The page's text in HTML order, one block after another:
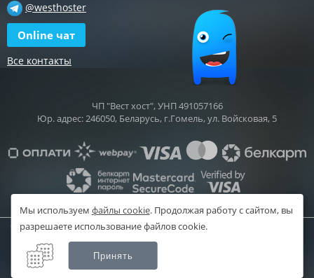
@westhoster
Online чат
Все контакты
ЧП "Вест хост", УНП 491057166
Юр. адрес: 246050, Беларусь, г.Гомель, ул. Войсковая, 5
West-Host.by
- Виртуальный хостинг в Беларуси и регистрация
доменов. 2008-2026
Мы используем файлы cookie. Продолжая работу с сайтом, вы
разрешаете использование файлов cookie.
Принять